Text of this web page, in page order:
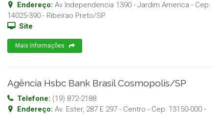
Endereço: Av Independencia 1390 - Jardim America - Cep:
14025-390 - Ribeirao Preto/SP
Site
Mais Informações
Agência Hsbc Bank Brasil Cosmopolis/SP
Telefone: (19) 872-2188
Endereço: Av. Ester, 287 E 297 - Centro - Cep: 13150-000 -